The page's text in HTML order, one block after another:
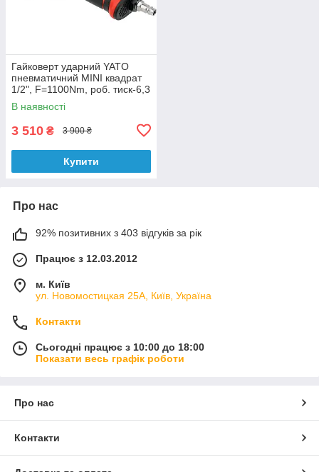
Гайковерт ударний YATO
пневматичний MINI квадрат
1/2", F=1100Nm, роб. тиск-6,3
Bar при 142л/хв [10]
В наявності
3 510 ₴ 3 900 ₴
Купити
Про нас
92% позитивних з 403 відгуків за рік
Працює з 12.03.2012
м. Київ
ул. Новомостицкая 25А, Київ, Україна
Контакти
Сьогодні працює з 10:00 до 18:00
Показати весь графік роботи
Про нас
Контакти